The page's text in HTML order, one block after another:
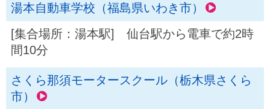
湯本自動車学校（福島県いわき市）
[集合場所：湯本駅] 仙台駅から電車で約2時
間10分
さくら那須モータースクール（栃木県さくら
市）